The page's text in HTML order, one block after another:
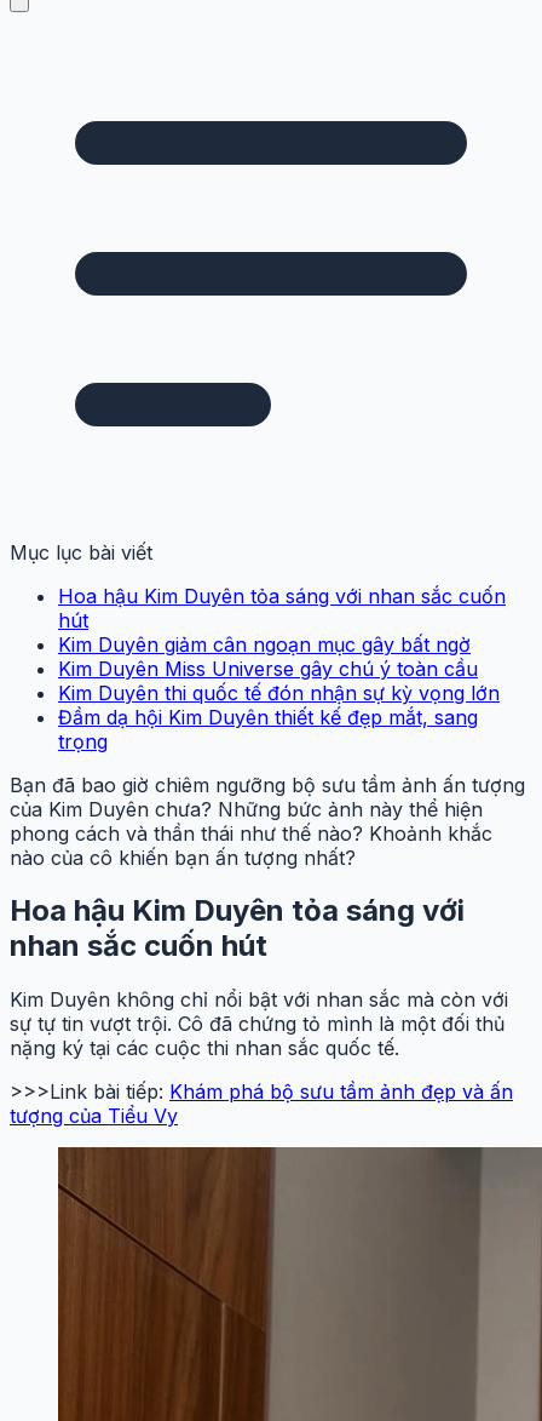
Mục lục bài viết
Hoa hậu Kim Duyên tỏa sáng với nhan sắc cuốn
hút
Kim Duyên giảm cân ngoạn mục gây bất ngờ
Kim Duyên Miss Universe gây chú ý toàn cầu
Kim Duyên thi quốc tế đón nhận sự kỳ vọng lớn
Đầm dạ hội Kim Duyên thiết kế đẹp mắt, sang
trọng
Bạn đã bao giờ chiêm ngưỡng bộ sưu tầm ảnh ấn tượng
của Kim Duyên chưa? Những bức ảnh này thể hiện
phong cách và thần thái như thế nào? Khoảnh khắc
nào của cô khiến bạn ấn tượng nhất?
Hoa hậu Kim Duyên tỏa sáng với
nhan sắc cuốn hút
Kim Duyên không chỉ nổi bật với nhan sắc mà còn với
sự tự tin vượt trội. Cô đã chứng tỏ mình là một đối thủ
nặng ký tại các cuộc thi nhan sắc quốc tế.
>>>Link bài tiếp: Khám phá bộ sưu tầm ảnh đẹp và ấn
tượng của Tiểu Vy